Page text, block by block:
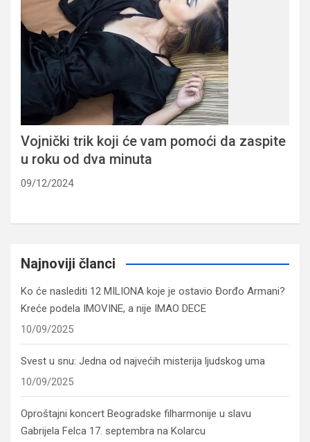
Vojnički trik koji će vam pomoći da zaspite
u roku od dva minuta
09/12/2024
Najnoviji članci
Ko će naslediti 12 MILIONA koje je ostavio Đorđo Armani?
Kreće podela IMOVINE, a nije IMAO DECE
10/09/2025
Svest u snu: Jedna od najvećih misterija ljudskog uma
10/09/2025
Oproštajni koncert Beogradske filharmonije u slavu
Gabrijela Felca 17. septembra na Kolarcu